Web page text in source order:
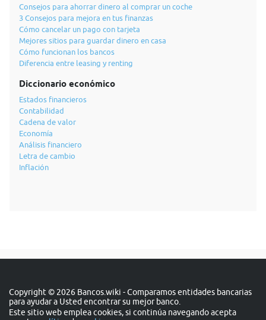
Consejos para ahorrar dinero al comprar un coche
3 Consejos para mejora en tus finanzas
Cómo cancelar un pago con tarjeta
Mejores sitios para guardar dinero en casa
Cómo funcionan los bancos
Diferencia entre leasing y renting
Diccionario económico
Estados financieros
Contabilidad
Cadena de valor
Economía
Análisis financiero
Letra de cambio
Inflación
Copyright © 2026 Bancos.wiki - Comparamos entidades bancarias
para ayudar a Usted encontrar su mejor banco.
Este sitio web emplea cookies, si continúa navegando acepta